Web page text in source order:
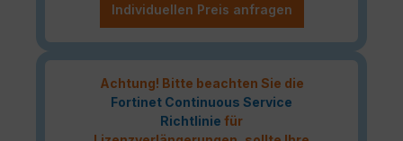
Individuellen Preis anfragen
Achtung! Bitte beachten Sie die
Fortinet Continuous Service
Richtlinie für